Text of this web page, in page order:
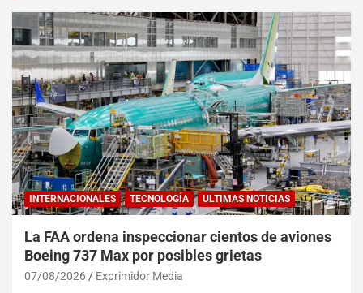
INTERNACIONALES TECNOLOGÍA ULTIMAS NOTICIAS
La FAA ordena inspeccionar cientos de aviones
Boeing 737 Max por posibles grietas
07/08/2026 Exprimidor Media